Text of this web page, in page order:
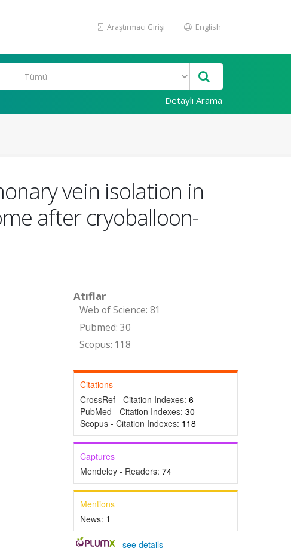
Araştırmacı Girişi English
Detaylı Arama
vein isolation in
after cryoballoon-
Atıflar
Web of Science: 81
Pubmed: 30
Scopus: 118
Citations
CrossRef - Citation Indexes: 6
PubMed - Citation Indexes: 30
Scopus - Citation Indexes: 118
Captures
Mendeley - Readers: 74
Mentions
News: 1
-see details